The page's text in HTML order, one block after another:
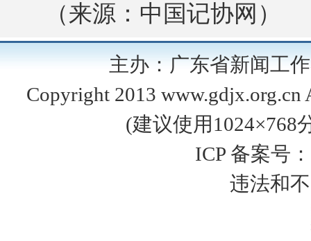
（来源：中国记协网）
主办：广东省新闻
Copyright 2013
(建议使用1024×768
ICP 备案号：
违法和